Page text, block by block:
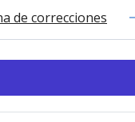
de correcciones